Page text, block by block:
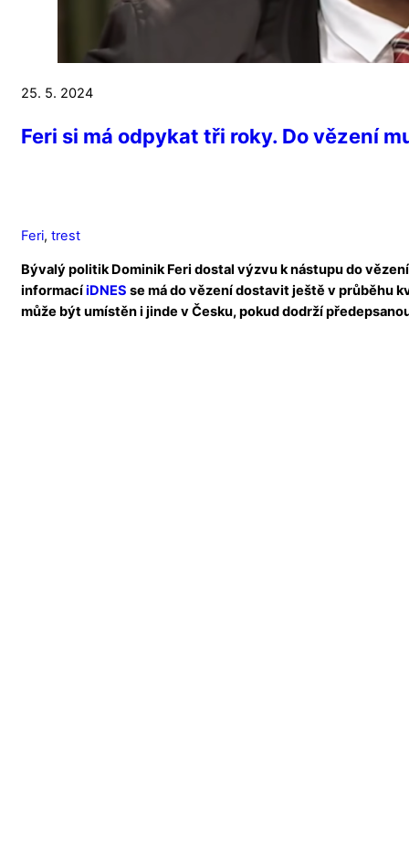
25. 5. 2024
Feri si má odpykat tři roky. Do vězení
Feri, trest
Bývalý politik Dominik Feri dostal výzvu k nástupu do
informacíiDNES se má do vězení dostavit ještě v průběhu
může být umístěn i jinde v Česku, pokud dodrží